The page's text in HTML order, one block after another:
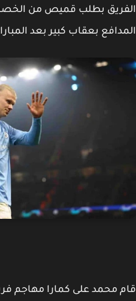
بطلب قميص من الخصم،
بعقاب كبير بعد المباراة.
محمد على كمارا مهاجم فريق